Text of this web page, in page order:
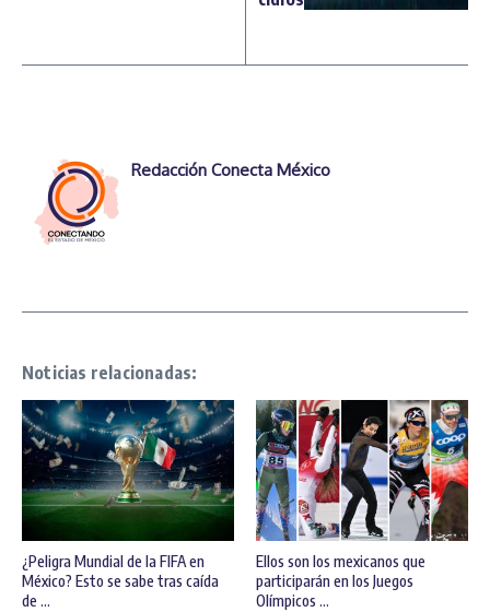
Redacción Conecta México
Noticias relacionadas:
¿Peligra Mundial de la FIFA en
México? Esto se sabe tras caída
de ...
Ellos son los mexicanos que
participarán en los Juegos
Olímpicos ...